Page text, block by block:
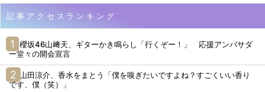
記事アクセスランキング
櫻坂46山﨑天、ギターかき鳴らし「行くぞー！」 応援アンバサダ
ー堂々の開会宣言
山田涼介、香水をまとう「僕を嗅ぎたいですよね？すごくいい香り
です、僕（笑）」